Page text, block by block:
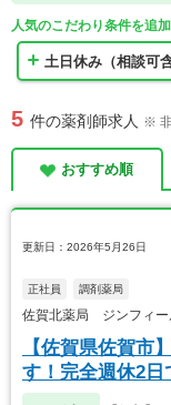
人気のこだわり条件を追
土日休み（相談可含
5 件の薬剤師求人 ※
おすすめ順
更新日：2026年5月26日
正社員 調剤薬局
佐賀北薬局 ジンフィー
【佐賀県佐賀市
す！完全週休2日